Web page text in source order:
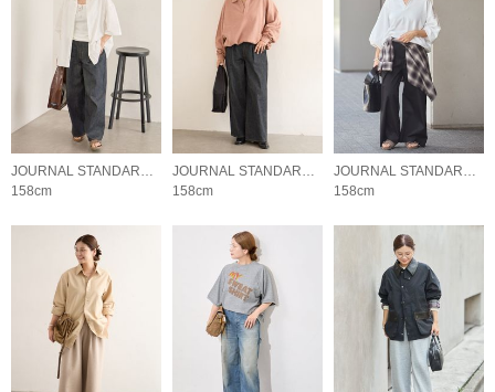
JOURNAL STANDARD LADYS
158cm
JOURNAL STANDARD LADYS
158cm
JOURNAL STANDARD LADYS
158cm